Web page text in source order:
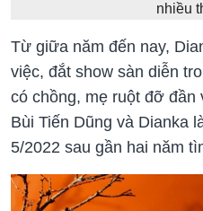
nhiều
Từ giữa năm đến nay,
việc, đắt show sàn diễn
có chồng, mẹ ruột đỡ đần
Bùi Tiến Dũng và Dianka
5/2022 sau gần hai năm